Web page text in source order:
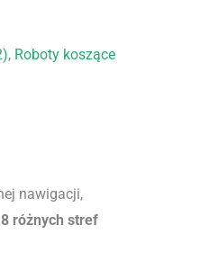
, Roboty koszące
nawigacji,
różnych stref